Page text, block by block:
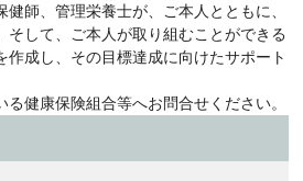
師、管理栄養士が、ご本人とともに、
そして、ご本人が取り組むことができる
作成し、その目標達成に向けたサポート
健康保険組合等へお問合せください。